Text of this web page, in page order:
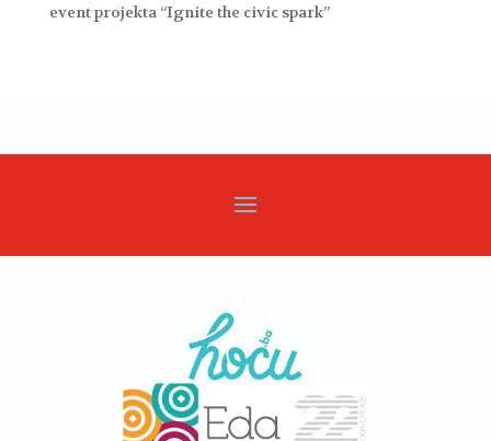
event projekta “Ignite the civic spark”